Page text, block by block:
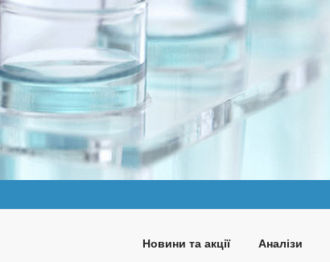
Перейти
ПАНАКЕЯ
Медична лабораторія
Новини та акції Аналізи